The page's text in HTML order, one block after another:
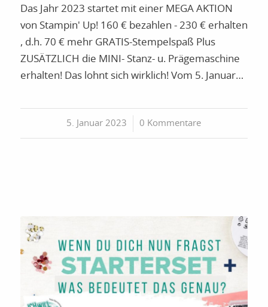
Das Jahr 2023 startet mit einer MEGA AKTION
von Stampin' Up! 160 € bezahlen - 230 € erhalten
, d.h. 70 € mehr GRATIS-Stempelspaß Plus
ZUSÄTZLICH die MINI- Stanz- u. Prägemaschine
erhalten! Das lohnt sich wirklich! Vom 5. Januar…
5. Januar 2023
/ 0 Kommentare